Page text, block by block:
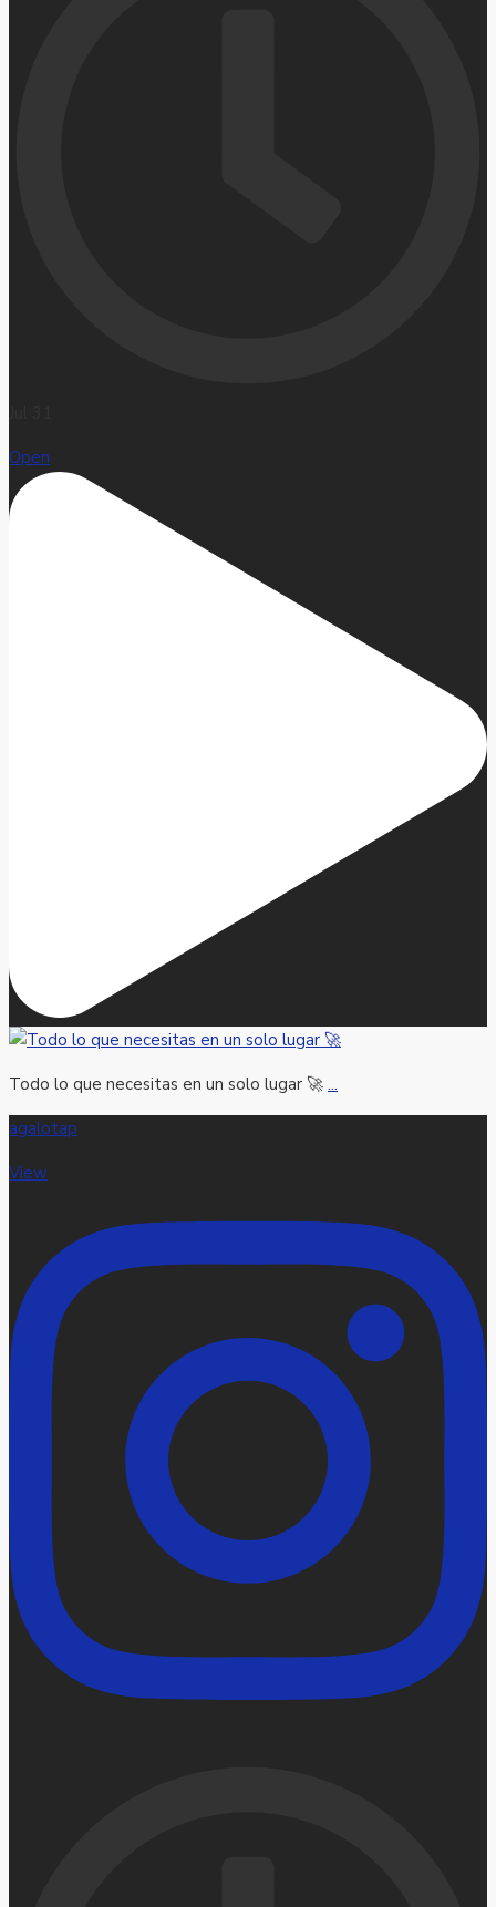
Open
Todo lo que necesitas en un solo lugar 🚀 ...
agalotap
View